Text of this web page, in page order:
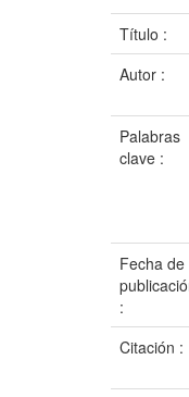
Título :
Autor :
Palabras
clave :
Fecha de
:
Citación :